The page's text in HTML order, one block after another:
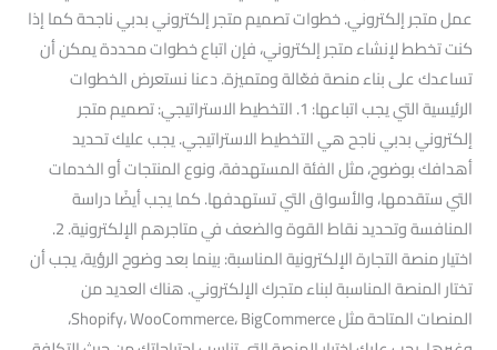
عمل متجر إلكتروني. خطوات تصميم متجر إلكتروني بدبي ناجحة كما إذا
كنت تخطط لإنشاء متجر إلكتروني، فإن اتباع خطوات محددة يمكن أن
تساعدك على بناء منصة فعّالة ومتميزة. دعنا نستعرض الخطوات
الرئيسية التي يجب اتباعها: 1. التخطيط الاستراتيجي: تصميم متجر
إلكتروني بدبي ناجح هي التخطيط الاستراتيجي. يجب عليك تحديد
أهدافك بوضوح، مثل الفئة المستهدفة، ونوع المنتجات أو الخدمات
التي ستقدمها، والأسواق التي تستهدفها. كما يجب أيضًا دراسة
المنافسة وتحديد نقاط القوة والضعف في متاجرهم الإلكترونية. 2.
اختيار منصة التجارة الإلكترونية المناسبة: بينما بعد وضوح الرؤية، يجب أن
تختار المنصة المناسبة لبناء متجرك الإلكتروني. هناك العديد من
المنصات المتاحة مثل Shopify، WooCommerce، BigCommerce،